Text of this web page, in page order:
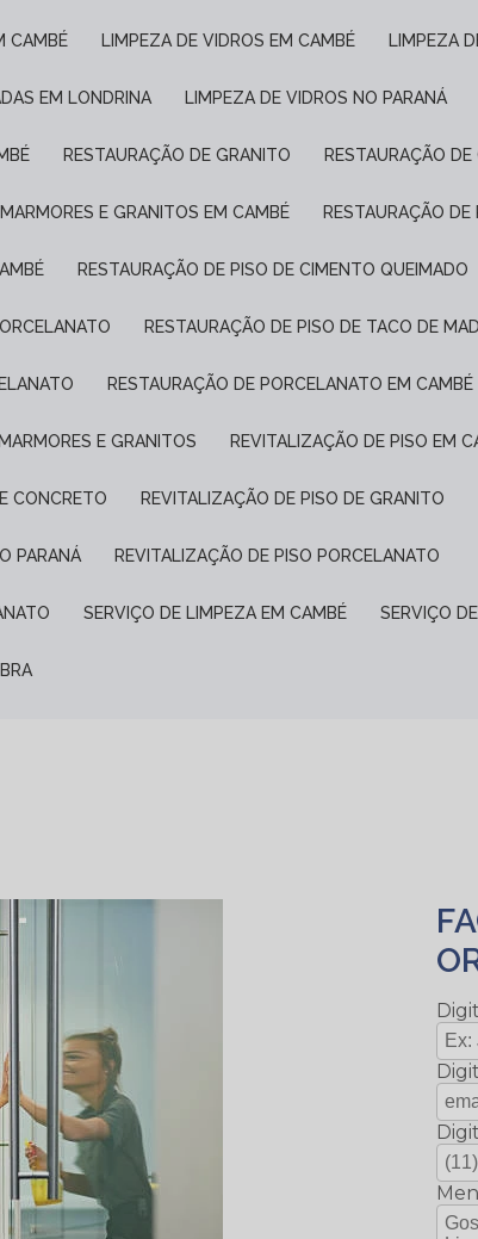
CAMBÉ LIMPEZA DE VIDROS EM CAMBÉ LIMPEZA
EM LONDRINA LIMPEZA DE VIDROS NO PARANÁ
RESTAURAÇÃO DE GRANITO RESTAURAÇÃO
MARMORES E GRANITOS EM CAMBÉ RESTAURAÇÃO DE
RESTAURAÇÃO DE PISO DE CIMENTO QUEIMADO
RESTAURAÇÃO DE PISO DE TACO DE
RESTAURAÇÃO DE PORCELANATO EM CAMBÉ
E GRANITOS REVITALIZAÇÃO DE PISO EM
CONCRETO REVITALIZAÇÃO DE PISO DE GRANITO
PARANÁ REVITALIZAÇÃO DE PISO PORCELANATO
SERVIÇO DE LIMPEZA EM CAMBÉ SERVIÇO